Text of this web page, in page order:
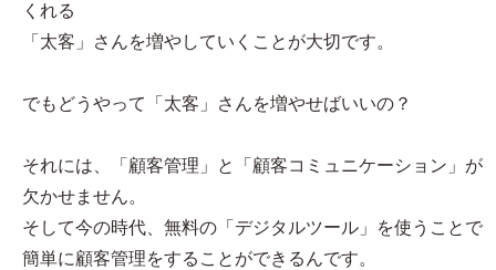
くれる
「太客」さんを増やしていくことが大切です。
でもどうやって「太客」さんを増やせばいいの？
それには、「顧客管理」と「顧客コミュニケーション」が
欠かせません。
そして今の時代、無料の「デジタルツール」を使うことで
簡単に顧客管理をすることができるんです。